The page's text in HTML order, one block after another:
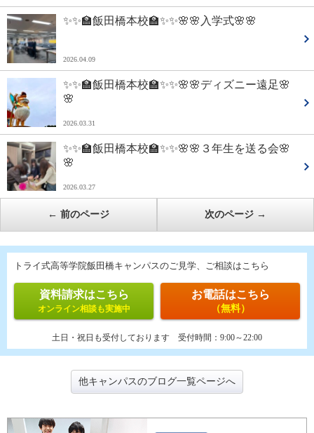
✨✨🏫飯田橋本校🏫✨✨🌸🌸入学式🌸🌸
2026.04.09
✨✨🏫飯田橋本校🏫✨✨🌸🌸ディズニー遠足🌸
🌸
2026.03.31
✨✨🏫飯田橋本校🏫✨✨🌸🌸３年生を送る会🌸
🌸
2026.03.27
← 前のページ 次のページ →
トライ式高等学院飯田橋キャンパスのご見学、ご相談はこちら
資料請求はこちら
オンライン相談も実施中
お電話はこちら
（無料）
土日・祝日も受付しております 受付時間： 9:00～22:00
他キャンパスのブログ一覧ページへ